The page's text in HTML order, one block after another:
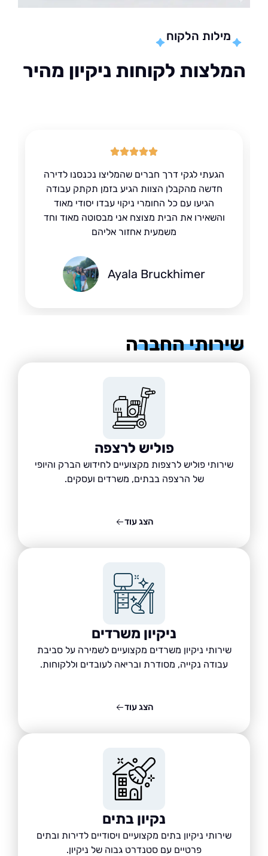
מילות הלקוח
לקוחות ניקיון מהיר
הגעתי לגקי דרך חברים שהמליצו נכנסנו לדירה
חדשה מהקבלן הצוות הגיע בזמן תקתק עבודה
הגיעו עם כל החומרי ניקוי עבדו יסודי מאוד
והשאירו את הבית מצוצח אני מבסוטה מאוד וחד
משמעית אחזור אליהם
Ayala Bruckhimer
החברה
פוליש לרצפה
שירותי פוליש לרצפות מקצועיים לחידוש הברק והיופי
של הרצפה בבתים, משרדים ועסקים.
ניקיון משרדים
שירותי ניקיון משרדים מקצועיים לשמירה על סביבת
עבודה נקייה, מסודרת ובריאה לעובדים וללקוחות.
נקיון בתים
שירותי ניקיון בתים מקצועיים ויסודיים לדירות ובתים
פרטיים עם סטנדרט גבוה של ניקיון.